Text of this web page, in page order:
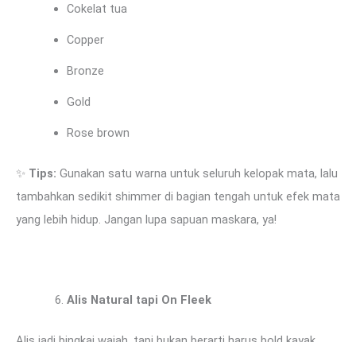
Cokelat tua
Copper
Bronze
Gold
Rose brown
✨ Tips: Gunakan satu warna untuk seluruh kelopak mata, lalu
tambahkan sedikit shimmer di bagian tengah untuk efek mata
yang lebih hidup. Jangan lupa sapuan maskara, ya!
Alis Natural tapi On Fleek